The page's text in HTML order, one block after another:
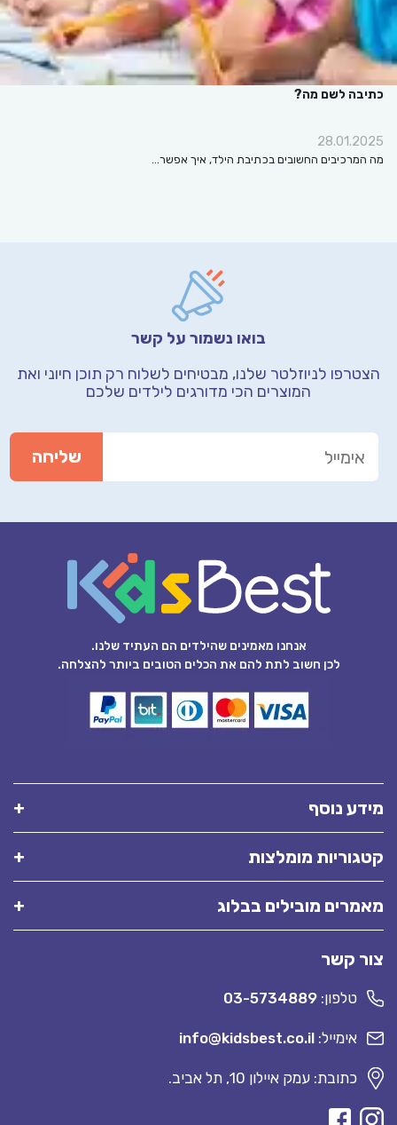
כתיבה לשם מה?
28.01.2025
מה המרכיבים החשובים בכתיבת הילד, איך אפשר…
בואו נשמור על קשר
הצטרפו לניוזלטר שלנו, מבטיחים לשלוח רק תוכן חיוני ואת
המוצרים הכי מדורגים לילדים שלכם
אנחנו מאמינים שהילדים הם העתיד שלנו.
לכן חשוב לתת להם את הכלים הטובים ביותר להצלחה.
מידע נוסף
קטגוריות מומלצות
מאמרים מובילים בבלוג
צור קשר
טלפון: 03-5734889
אימייל: info@kidsbest.co.il
כתובת: עמק איילון 10, תל אביב.